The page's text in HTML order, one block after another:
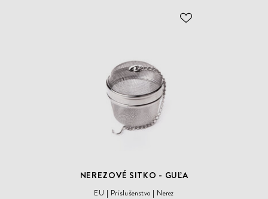
ODOBER
NEREZOVÉ SITKO - GUĽA
EU Príslušenstvo
Nerez